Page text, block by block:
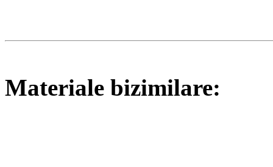
Materiale bizimilare: